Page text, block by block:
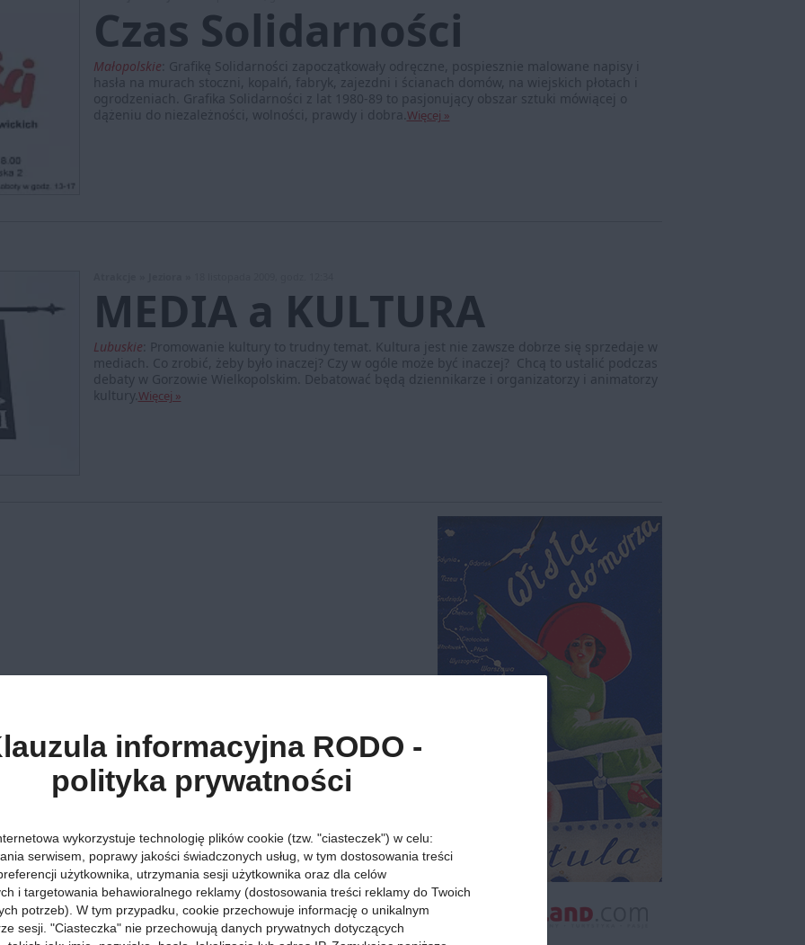
Czas Solidarności
Małopolskie Grafikę Solidarności zapoczątkowały odręczne, pospiesznie malowane napisy i
hasła na murach stoczni, kopalń, fabryk, zajezdni i ścianach domów, na wiejskich płotach i
ogrodzeniach. Grafika Solidarności z lat 1980-89 to pasjonujący obszar sztuki mówiącej o
dążeniu do niezależności, wolności, prawdy i dobra. Więcej »
MEDIA a KULTURA
Lubuskie Promowanie kultury to trudny temat. Kultura jest nie zawsze dobrze się sprzedaje w
mediach. Co zrobić, żeby było inaczej? Czy w ogóle może być inaczej? Chcą to ustalić podczas
debaty w Gorzowie Wielkopolskim. Debatować będą dziennikarze i organizatorzy i animatorzy
kultury. Więcej »
informacyjna RODO -
polityka prywatności
wykorzystuje technologię plików cookie (tzw. "ciasteczek") w celu:
serwisem, poprawy jakości świadczonych usług, w tym dostosowania treści
użytkownika, utrzymania sesji użytkownika oraz dla celów
i targetowania behawioralnego reklamy (dostosowania treści reklamy do Twoich
potrzeb). W tym przypadku, cookie przechowuje informację o unikalnym
sesji. "Ciasteczka" nie przechowują danych prywatnych dotyczących